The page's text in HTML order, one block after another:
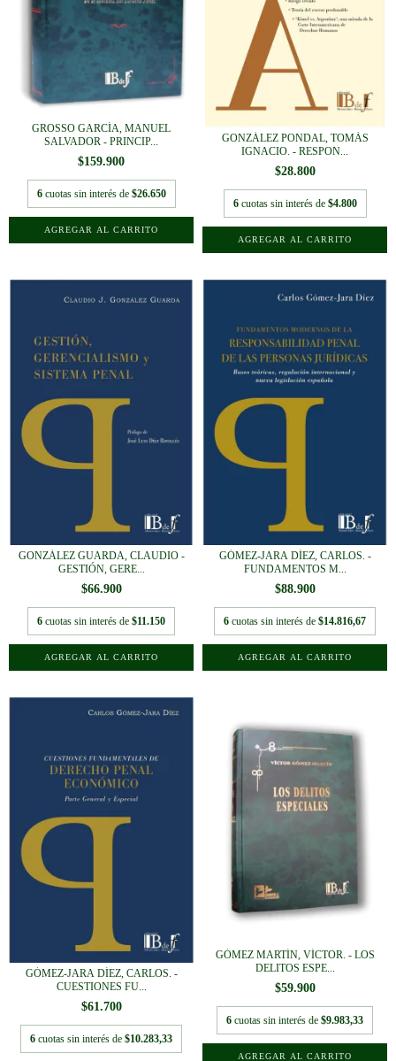
GROSSO GARCÍA, MANUEL
SALVADOR - PRINCIP...
$159.900
6 cuotas sin interés de $26.650
GONZÁLEZ PONDAL, TOMÁS
IGNACIO. - RESPON...
$28.800
6 cuotas sin interés de $4.800
GONZÁLEZ GUARDA, CLAUDIO -
GESTIÓN, GERE...
$66.900
6 cuotas sin interés de $11.150
GÓMEZ-JARA DÍEZ, CARLOS. -
FUNDAMENTOS M...
$88.900
6 cuotas sin interés de $14.816,67
GÓMEZ-JARA DÍEZ, CARLOS. -
CUESTIONES FU...
$61.700
6 cuotas sin interés de $10.283,33
GÓMEZ MARTÍN, VÍCTOR. - LOS
DELITOS ESPE...
$59.900
6 cuotas sin interés de $9.983,33